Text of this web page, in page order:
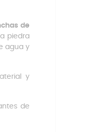
de
piedra
agua y
y
de